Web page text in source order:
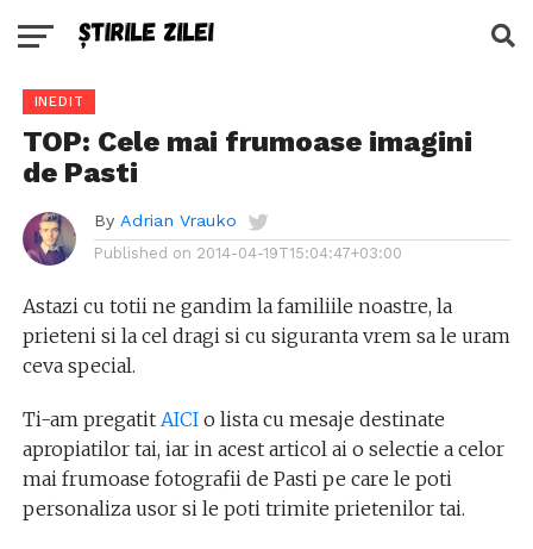
INEDIT
TOP: Cele mai frumoase imagini
de Pasti
By Adrian Vrauko
Published on 2014-04-19T15:04:47+03:00
Astazi cu totii ne gandim la familiile noastre, la
prieteni si la cel dragi si cu siguranta vrem sa le uram
ceva special.
Ti-am pregatitAICIo lista cu mesaje destinate
apropiatilor tai, iar in acest articol ai o selectie a celor
mai frumoase fotografii de Pasti pe care le poti
personaliza usor si le poti trimite prietenilor tai.